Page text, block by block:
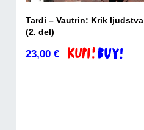
Tardi – Vautrin: Krik ljudstva
(2. del)
23,00 € Dodaj v košarico